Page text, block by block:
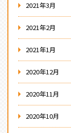
2021年3月
2021年2月
2021年1月
2020年12月
2020年11月
2020年10月